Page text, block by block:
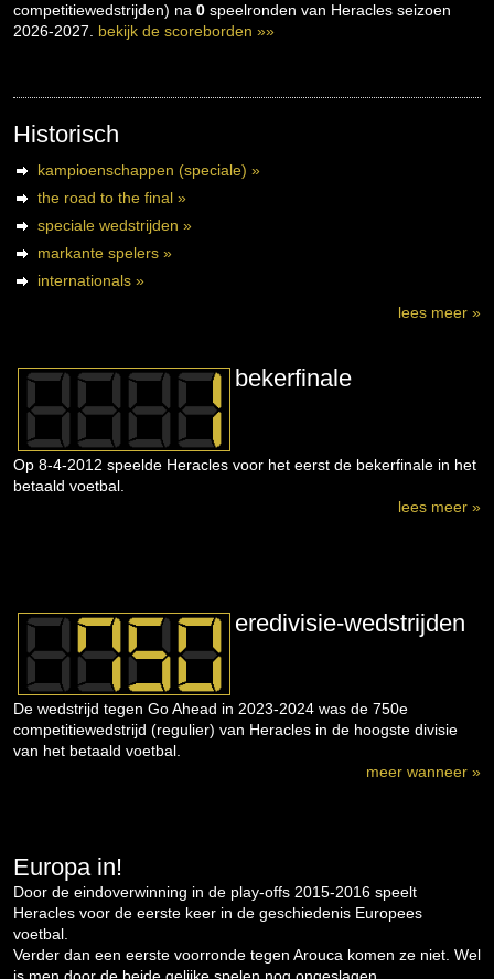
competitiewedstrijden) na 0 speelronden van Heracles seizoen
2026-2027. bekijk de scoreborden »»
Historisch
kampioenschappen (speciale) »
the road to the final »
speciale wedstrijden »
markante spelers »
internationals »
lees meer »
bekerfinale
Op 8-4-2012 speelde Heracles voor het eerst de bekerfinale in het
betaald voetbal.
lees meer »
eredivisie-wedstrijden
De wedstrijd tegen Go Ahead in 2023-2024 was de 750e
competitiewedstrijd (regulier) van Heracles in de hoogste divisie
van het betaald voetbal.
meer wanneer »
Europa in!
Door de eindoverwinning in de play-offs 2015-2016 speelt
Heracles voor de eerste keer in de geschiedenis Europees
voetbal.
Verder dan een eerste voorronde tegen Arouca komen ze niet. Wel